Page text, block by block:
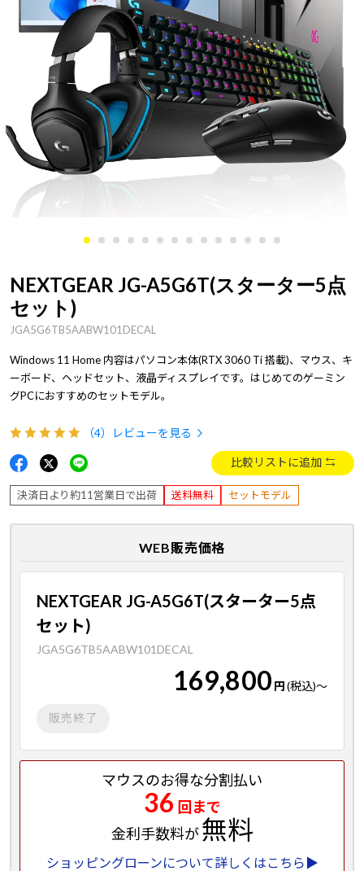
NEXTGEAR JG-A5G6T(スターター5点
セット)
JGA5G6TB5AABW101DECAL
Windows 11 Home 内容はパソコン本体(RTX 3060 Ti 搭載)、マウス、キ
ーボード、ヘッドセット、液晶ディスプレイです。はじめてのゲーミン
グPCにおすすめのセットモデル。
（4） レビューを見る
比較リストに追加
決済日より約11営業日で出荷 送料無料 セットモデル
WEB販売価格
NEXTGEAR JG-A5G6T(スターター5点
セット)
JGA5G6TB5AABW101DECAL
169,800 円(税込)～
販売終了
マウスのお得な分割払い
36 回まで
金利手数料が無料
ショッピングローンについて詳しくはこちら▶